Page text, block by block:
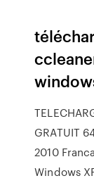
GRATUIT
2010
Windows